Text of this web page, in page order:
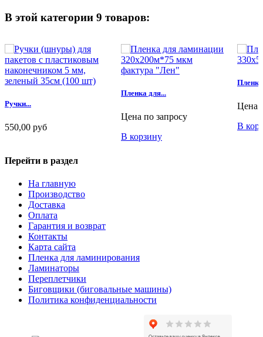
В этой категории 9 товаров:
Ручки...
550,00 руб
Пленка для...
Цена по запросу
В корзину
Цена
В
Перейти в раздел
На главную
Производство
Доставка
Оплата
Гарантия и возврат
Контакты
Карта сайта
Пленка для ламинирования
Ламинаторы
Переплетчики
Биговщики (биговальные машины)
Политика конфиденциальности